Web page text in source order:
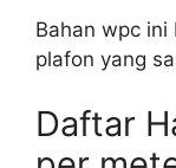
Bahan wpc
plafon yang
Daftar